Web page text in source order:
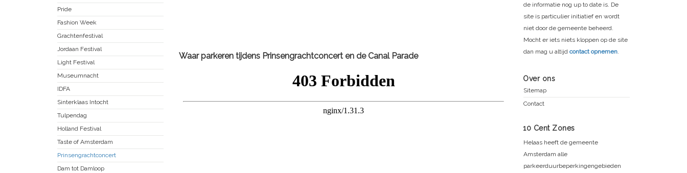
Waar parkeren tijdens Prinsengrachtconcert en de Canal Parade
Pride
Fashion Week
Grachtenfestival
Jordaan Festival
Light Festival
Museumnacht
IDFA
Sinterklaas Intocht
Tulpendag
Holland Festival
Taste of Amsterdam
Prinsengrachtconcert
Dam tot Damloop
de informatie nog up to date is. De
site is particulier initiatief en wordt
niet door de gemeente beheerd.
Mocht er iets niets kloppen op de site
dan mag u altijd contact opnemen.
Over ons
Sitemap
Contact
10 Cent Zones
Helaas heeft de gemeente
Amsterdam alle
parkeerduurbeperkingengebieden